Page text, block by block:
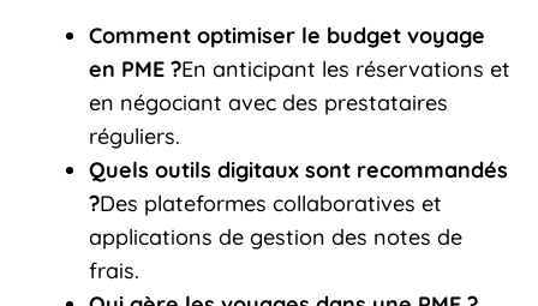
Comment optimiser le budget voyage
en PME ?En anticipant les réservations et
en négociant avec des prestataires
réguliers.
Quels outils digitaux sont recommandés
?Des plateformes collaboratives et
applications de gestion des notes de
frais.